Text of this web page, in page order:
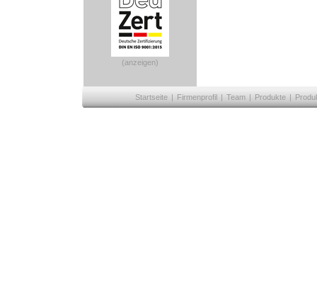
(anzeigen)
Startseite | Firmenprofil | Team | Produkte |